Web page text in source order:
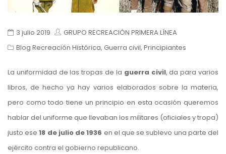
3 julio 2019
GRUPO RECREACIÓN PRIMERA LÍNEA
Blog Recreación Histórica, Guerra civil, Principiantes
La uniformidad de las tropas de la guerra civil, da para varios
libros, de hecho ya hay varios elaborados sobre la materia,
pero como todo tiene un principio en esta ocasión queremos
hablar del uniforme que llevaban los militares (oficiales y tropa)
justo ese18 de julio de 1936 en el que se sublevo una parte del
ejército contra el gobierno republicano.